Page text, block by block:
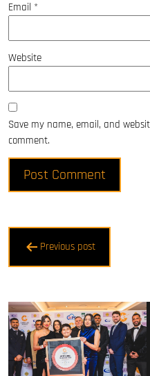
Email *
Website
Save my name, email, and
comment.
Post
navigation
Previous post